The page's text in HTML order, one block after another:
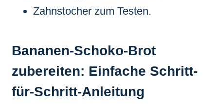
Zahnstocher zum Testen.
Bananen-Schoko-Brot
zubereiten: Einfache Schritt-
für-Schritt-Anleitung